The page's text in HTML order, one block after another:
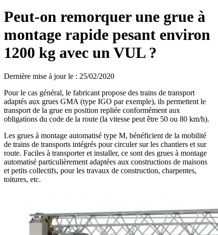
Peut-on remorquer une grue à
montage rapide pesant environ
1200 kg avec un VUL ?
Dernière mise à jour le : 25/02/2020
Pour le cas général, le fabricant propose des trains de transport
adaptés aux grues GMA (type IGO par exemple), ils permettent le
transport de la grue en position repliée conformément aux
obligations du code de la route (la vitesse peut être 50 ou 80 km/h).
Les grues à montage automatisé type M, bénéficient de la mobilité
de trains de transports intégrés pour circuler sur les chantiers et sur
route. Faciles à transporter et installer, ce sont des grues à montage
automatisé particulièrement adaptées aux constructions de maisons
et petits collectifs, pour les travaux de construction, charpentes,
toitures, etc.